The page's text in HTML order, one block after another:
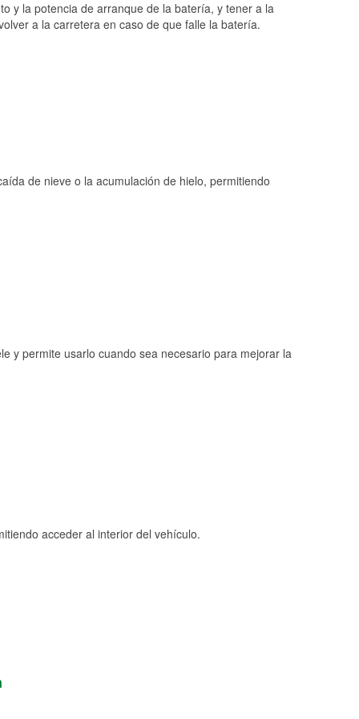
y la potencia de arranque de la batería, y tener a la
a la carretera en caso de que falle la batería.
de nieve o la acumulación de hielo, permitiendo
y permite usarlo cuando sea necesario para mejorar la
acceder al interior del vehículo.